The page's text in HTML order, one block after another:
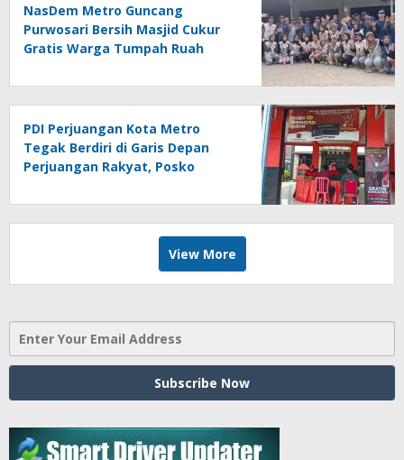
NasDem Metro Guncang
Purwosari Bersih Masjid Cukur
Gratis Warga Tumpah Ruah
PDI Perjuangan Kota Metro
Tegak Berdiri di Garis Depan
Perjuangan Rakyat, Posko
Jumat, BBHAR Siap Dibentuk
View More